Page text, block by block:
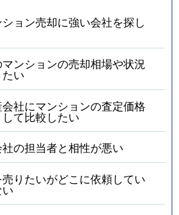
ョン売却に強い会社を探し
ンションの売却相場や状況
い
社にマンションの査定価格
て比較したい
の担当者と相性が悪い
りたいがどこに依頼してい